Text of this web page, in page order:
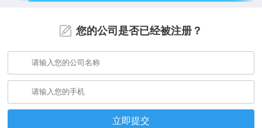
您的公司是否已经被注册？
立即提交